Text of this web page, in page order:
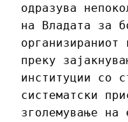
одразува
на Владата за
преку
институции со
систематски
зголемување на